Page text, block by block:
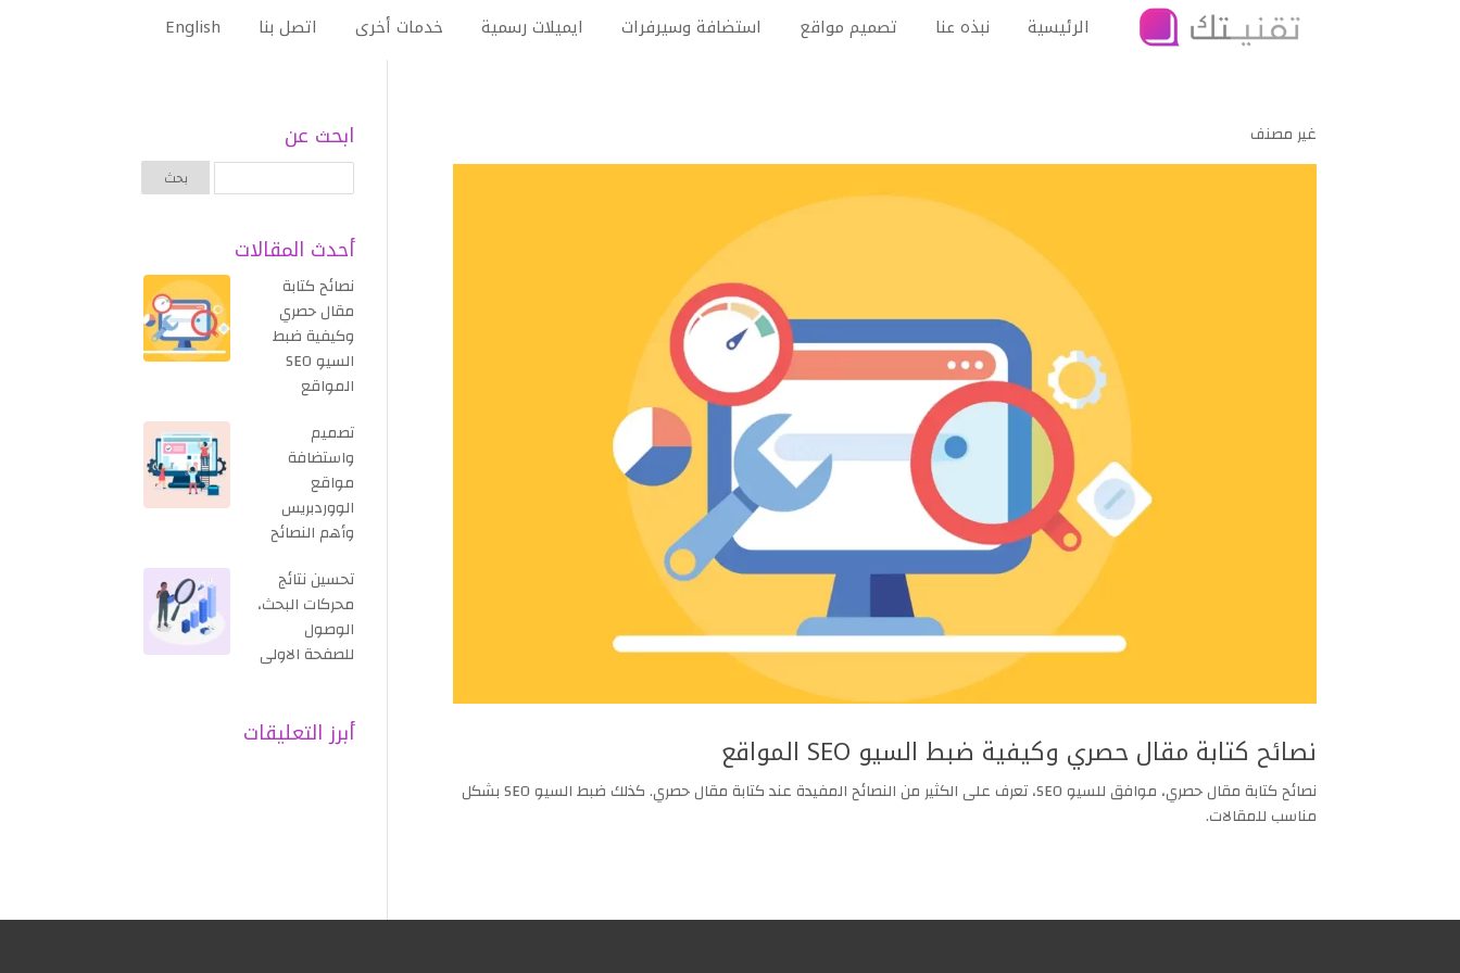
الرئيسية نبذه عنا تصميم مواقع استضافة وسيرفرات ايميلات رسمية خدمات أخرى اتصل بنا English
غير مصنف
نصائح كتابة مقال حصري وكيفية ضبط السيو SEO المواقع
نصائح كتابة مقال حصري، موافق للسيو SEO، تعرف على الكثير من النصائح المفيدة عند كتابة مقال حصري. كذلك ضبط السيو SEO بشكل
مناسب للمقالات.
ابحث عن
أحدث المقالات
نصائح كتابة
مقال حصري
وكيفية ضبط
السيو SEO
المواقع
تصميم
واستضافة
مواقع
الووردبريس
وأهم النصائح
تحسين نتائج
محركات البحث،
الوصول
للصفحة الاولى
أبرز التعليقات